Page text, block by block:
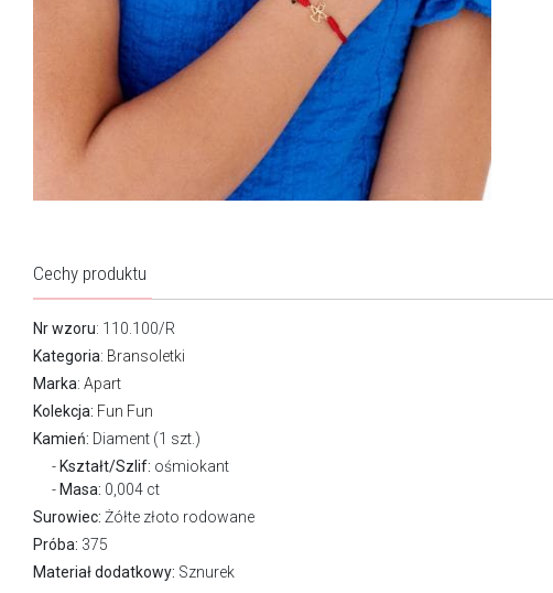
Cechy produktu
Nr wzoru: 110.100/R
Kategoria: Bransoletki
Marka: Apart
Kolekcja: Fun Fun
Kamień: Diament (1 szt.)
Kształt/Szlif: ośmiokant
Masa: 0,004 ct
Surowiec: Żółte złoto rodowane
Próba: 375
Materiał dodatkowy: Sznurek